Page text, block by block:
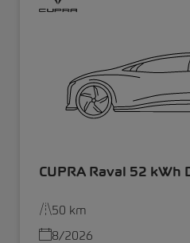
CUPRA Raval 52 kWh
50 km
8/2026